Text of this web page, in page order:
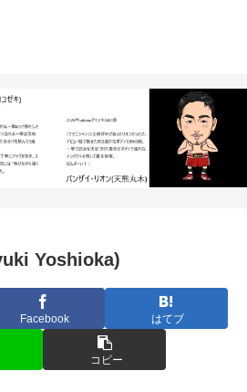
Yoshioka)
Facebook はてブ
コピー